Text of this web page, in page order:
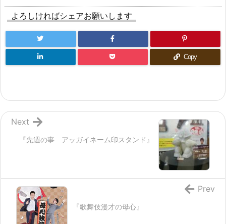
よろしければシェアお願いします
Copy
『先週の事 アッガイネーム印スタンド』
Next
『歌舞伎漫才の母心』
Prev